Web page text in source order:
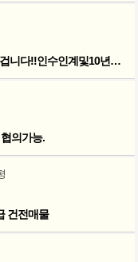
투자매매는이런가게에하시는겁니다!!인수인계및10년노하우 모두승계
의가능.
건전매물